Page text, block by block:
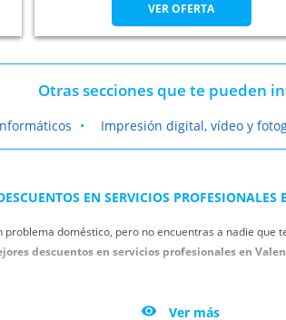
VER OFERTA
Otras secciones que te pueden
Impresión digital, vídeo y
EN SERVICIOS PROFESIONALES
doméstico, pero no encuentras a nadie que
descuentos en servicios profesionales en
por la reparación. Utiliza los descuentos para
 Ver más